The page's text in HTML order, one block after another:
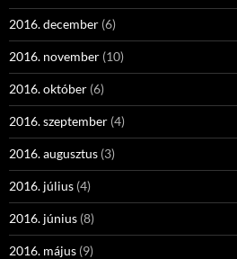
2016. december (6)
2016. november (10)
2016. október (6)
2016. szeptember (4)
2016. augusztus (3)
2016. július (4)
2016. június (8)
2016. május (9)